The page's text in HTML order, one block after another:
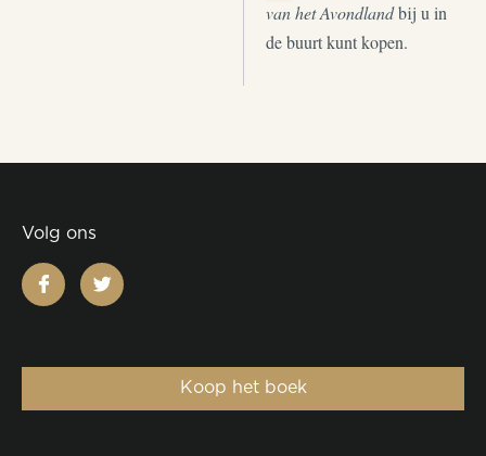
van het Avondlandbij u in
de buurt kunt kopen.
Volg ons
facebooktwitter
Koop het boek